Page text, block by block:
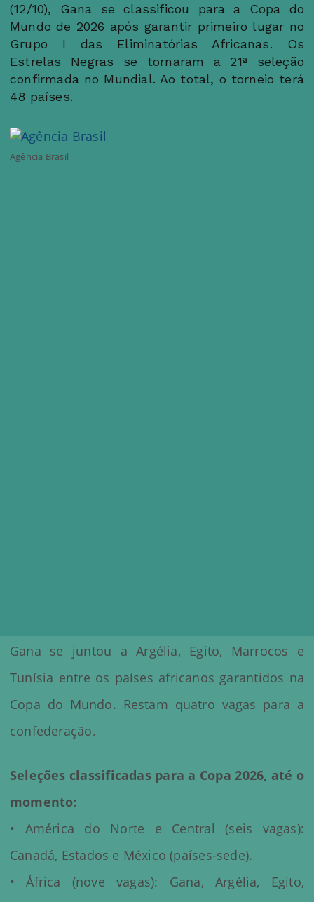
(12/10), Gana se classificou para a Copa do
Mundo de 2026 após garantir primeiro lugar no
Grupo I das Eliminatórias Africanas. Os
Estrelas Negras se tornaram a 21ª seleção
confirmada no Mundial. Ao total, o torneio terá
48 países.
Agência Brasil
Gana se juntou a Argélia, Egito, Marrocos e
Tunísia entre os países africanos garantidos na
Copa do Mundo. Restam quatro vagas para a
confederação.
Seleções classificadas para a Copa 2026, até o
momento:
• América do Norte e Central (seis vagas):
Canadá, Estados e México (países-sede).
• África (nove vagas): Gana, Argélia, Egito,